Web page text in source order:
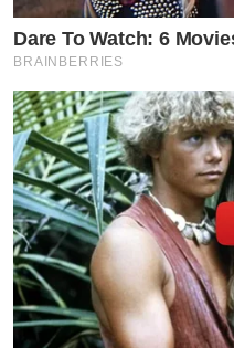
Dare To Watch: 6
BRAINBERRIES